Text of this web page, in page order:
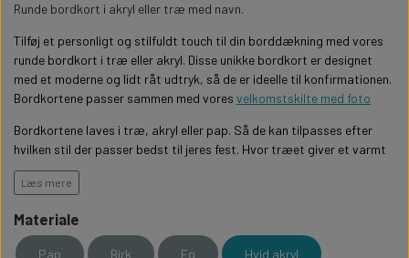
PERSONLIGE LED LAMPER
FLASKER MED LYS
PERSONLIGE COASTERS
GAVEÆSKER I TRÆ
STUDENT
NYTÅRS FEST
WILLOW TREE OPHÆNG
HALLOWEEN
BADEVÆRELSET
TEKST OG BOGSTAVER
SKILTE
Runde bordkort i akryl eller træ med navn.
Tilføj et personligt og stilfuldt touch til din borddækning med vores
runde bordkort i træ eller akryl. Disse unikke bordkort er designet
med et moderne og lidt råt udtryk, så de er ideelle til konfirmationen.
Bordkortene passer sammen med vores velkomstskilte med foto
Bordkortene laves i træ, akryl eller pap. Så de kan tilpasses efter
hvilken stil der passer bedst til jeres fest. Hvor træet giver et varmt
og organisk udtryk, giver akrylen et moderne look, der
komplementere stilrene bordopdækninger.
Skab en uforglemmelig stemning til din fest med vores
skræddersyede bordkort. Bestil i dag og lad detaljerne løfte
Læs mere
Materiale
Pap Birk Eg Hvid akryl